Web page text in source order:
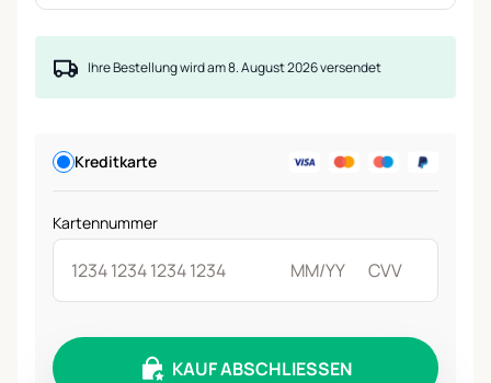
Ihre Bestellung wird am 8. August 2026 versendet
Kreditkarte
Kartennummer
KAUF ABSCHLIESSEN